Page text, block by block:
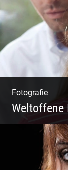
Fotografie
Weltoffene
Materialien
Exklusive